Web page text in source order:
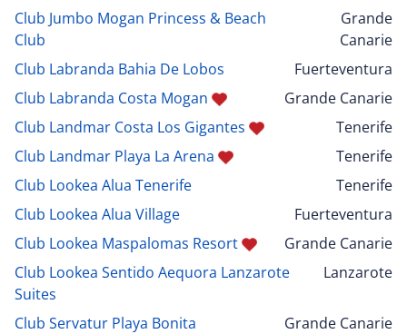
Club Jumbo Mogan Princess & Beach
Club
Grande
Canarie
Club Labranda Bahia De Lobos
Fuerteventura
Club Labranda Costa Mogan
Grande Canarie
Club Landmar Costa Los Gigantes
Tenerife
Club Landmar Playa La Arena
Tenerife
Club Lookea Alua Tenerife
Tenerife
Club Lookea Alua Village
Fuerteventura
Club Lookea Maspalomas Resort
Grande Canarie
Club Lookea Sentido Aequora Lanzarote
Suites
Lanzarote
Club Servatur Playa Bonita
Grande Canarie